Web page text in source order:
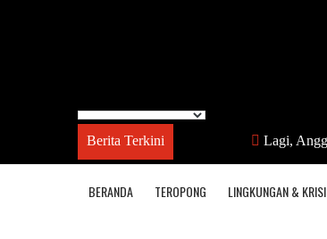
Berita Terkini Lagi,
BERANDA TEROPONG LINGKUNGAN &